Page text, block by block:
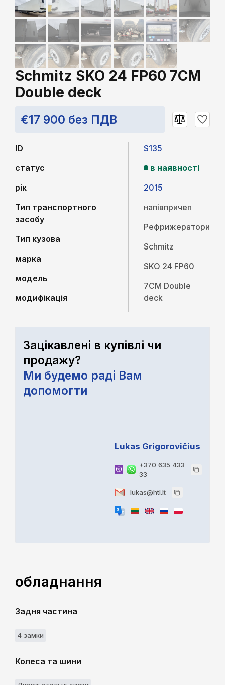
Schmitz SKO 24 FP60 7CM
Double deck
€17 900 без ПДВ
ID
статус
рік
Тип транспортного
засобу
Тип кузова
марка
модель
модифікація
S135
в наявності
2015
напівпричеп
Рефрижератори
Schmitz
SKO 24 FP60
7CM Double
deck
Зацікавлені в купівлі чи
продажу?
Ми будемо раді Вам
допомогти
Lukas Grigorovičius
+370 635 433
33
lukas@htl.lt
обладнання
Задня частина
4 замки
Колеса та шини